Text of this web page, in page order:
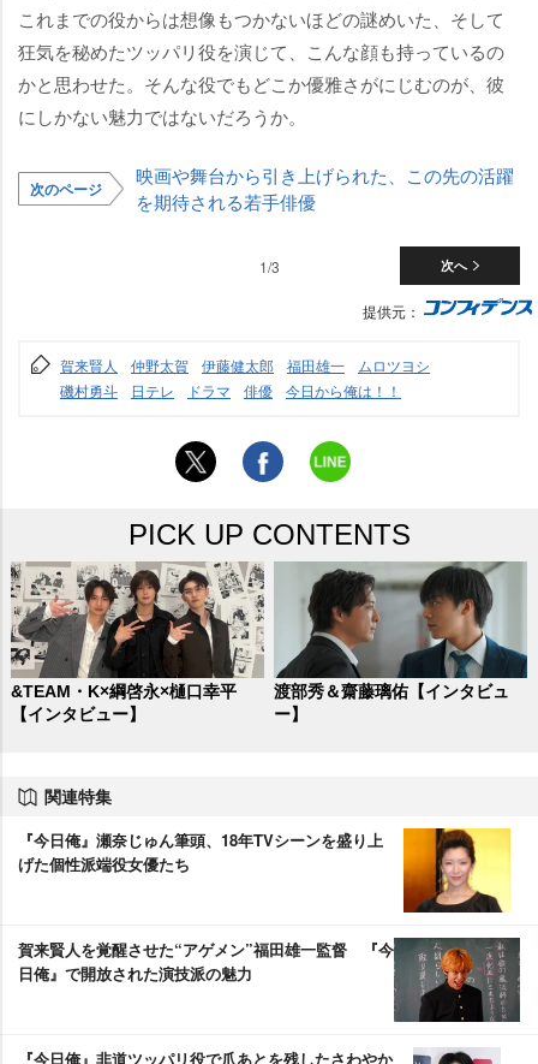
これまでの役からは想像もつかないほどの謎めいた、そして
狂気を秘めたツッパリ役を演じて、こんな顔も持っているの
かと思わせた。そんな役でもどこか優雅さがにじむのが、彼
にしかない魅力ではないだろうか。
次のページ
映画や舞台から引き上げられた、この先の活躍
を期待される若手俳優
次へ
1/3
提供元：
賀来賢人 仲野太賀 伊藤健太郎 福田雄一
ムロツヨシ
磯村勇斗
日テレ ドラマ 俳優 今日から俺は！！
PICK UP CONTENTS
&TEAM・K×綱啓永×樋口幸平
【インタビュー】
渡部秀＆齋藤璃佑【インタビュ
ー】
関連特集
『今日俺』瀬奈じゅん筆頭、18年TVシーンを盛り上
げた個性派端役女優たち
賀来賢人を覚醒させた“アゲメン”福田雄一監督 『今
日俺』で開放された演技派の魅力
『今日俺』非道ツッパリ役で爪あとを残したさわやか